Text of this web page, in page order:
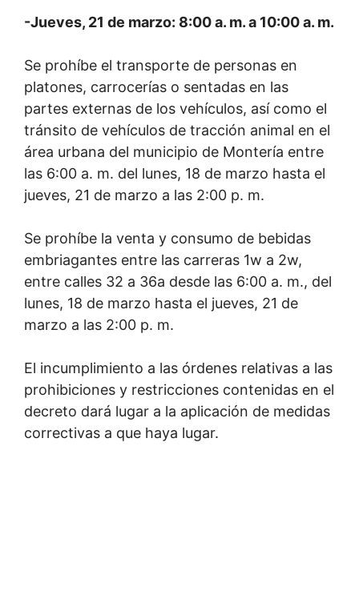
-Jueves, 21 de marzo: 8:00 a. m. a 10:00 a. m.
Se prohíbe el transporte de personas en
platones, carrocerías o sentadas en las
partes externas de los vehículos, así como el
tránsito de vehículos de tracción animal en el
área urbana del municipio de Montería entre
las 6:00 a. m. del lunes, 18 de marzo hasta el
jueves, 21 de marzo a las 2:00 p. m.
Se prohíbe la venta y consumo de bebidas
embriagantes entre las carreras 1w a 2w,
entre calles 32 a 36a desde las 6:00 a. m., del
lunes, 18 de marzo hasta el jueves, 21 de
marzo a las 2:00 p. m.
El incumplimiento a las órdenes relativas a las
prohibiciones y restricciones contenidas en el
decreto dará lugar a la aplicación de medidas
correctivas a que haya lugar.